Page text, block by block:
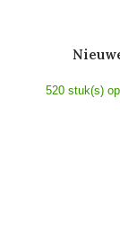
520 stuk(s)